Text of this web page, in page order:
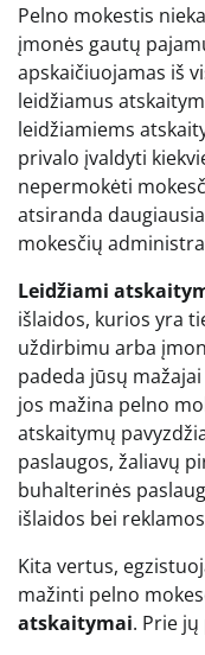
Pelno mokestis
įmonės gautų
apskaičiuojamas iš
leidžiamus
leidžiamiems
privalo įvaldyti
nepermokėti
atsiranda
mokesčių
Leidžiami
išlaidos, kurios yra
uždirbimu arba
padeda jūsų
jos mažina pelno
atskaitymų
paslaugos, žaliavų
buhalterinės
išlaidos bei
Kita vertus,
mažinti pelno
atskaitymai. Prie